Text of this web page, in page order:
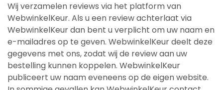
Wij verzamelen reviews via het platform van
WebwinkelKeur. Als u een review achterlaat via
WebwinkelKeur dan bent u verplicht om uw naam en
e-mailadres op te geven. WebwinkelKeur deelt deze
gegevens met ons, zodat wij de review aan uw
bestelling kunnen koppelen. WebwinkelKeur
publiceert uw naam eveneens op de eigen website.